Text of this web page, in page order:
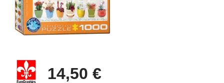
14,50 €